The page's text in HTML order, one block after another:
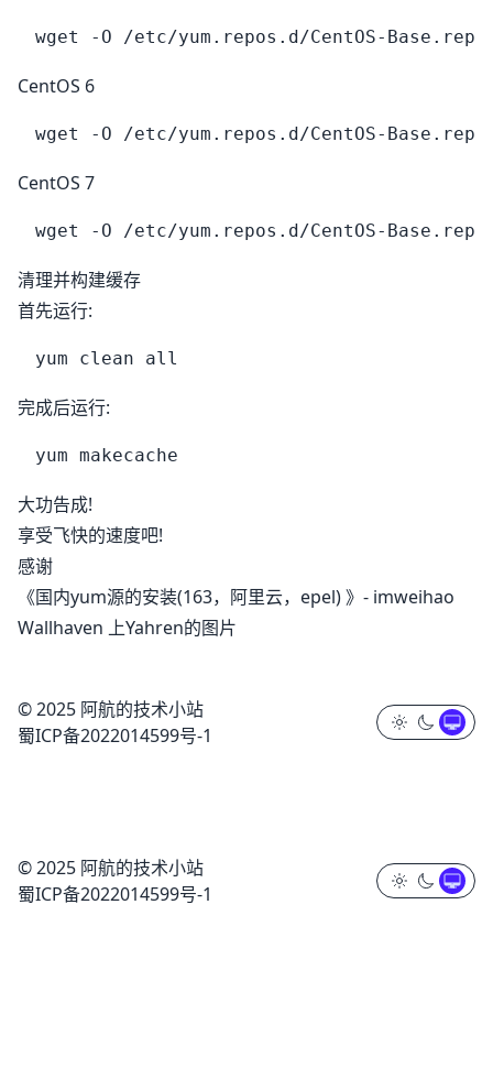
CentOS 6
CentOS 7
清理并构建缓存
首先运行:
完成后运行:
大功告成!
享受飞快的速度吧!
感谢
《国内yum源的安装(163，阿里云，epel)》- imweihao
Wallhaven 上Yahren的图片
© 2025 阿航的技术小站
蜀ICP备2022014599号-1
© 2025 阿航的技术小站
蜀ICP备2022014599号-1